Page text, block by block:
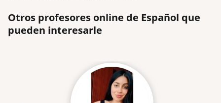
Otros profesores online de Español que
pueden interesarle